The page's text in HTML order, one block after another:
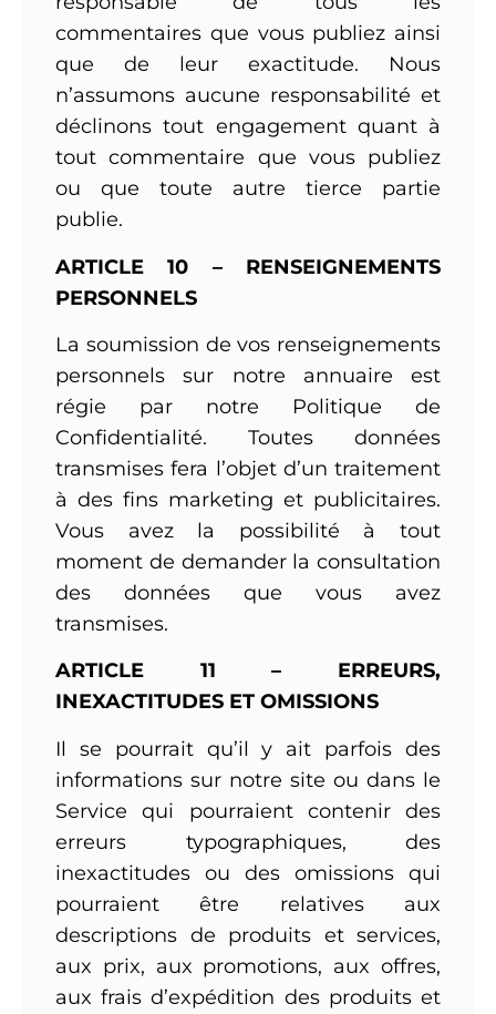
commentaires que vous publiez ainsi
que de leur exactitude. Nous
n’assumons aucune responsabilité et
déclinons tout engagement quant à
tout commentaire que vous publiez
ou que toute autre tierce partie
publie.
ARTICLE 10 – RENSEIGNEMENTS
PERSONNELS
La soumission de vos renseignements
personnels sur notre annuaire est
régie par notre Politique de
Confidentialité. Toutes données
transmises fera l’objet d’un traitement
à des fins marketing et publicitaires.
Vous avez la possibilité à tout
moment de demander la consultation
des données que vous avez
transmises.
ARTICLE 11 – ERREURS,
INEXACTITUDES ET OMISSIONS
Il se pourrait qu’il y ait parfois des
informations sur notre site ou dans le
Service qui pourraient contenir des
erreurs typographiques, des
inexactitudes ou des omissions qui
pourraient être relatives aux
descriptions de produits et services,
aux prix, aux promotions, aux offres,
aux frais d’expédition des produits et